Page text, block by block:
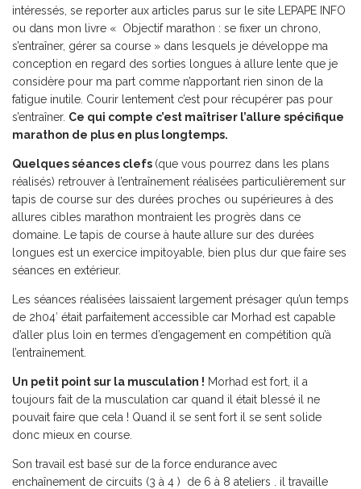
intéressés, se reporter aux articles parus sur le site LEPAPE INFO
ou dans mon livre « Objectif marathon : se fixer un chrono,
s’entraîner, gérer sa course » dans lesquels je développe ma
conception en regard des sorties longues à allure lente que je
considère pour ma part comme n’apportant rien sinon de la
fatigue inutile. Courir lentement c’est pour récupérer pas pour
s’entraîner. Ce qui compte c’est maîtriser l’allure spécifique
marathon de plus en plus longtemps.
Quelques séances clefs (que vous pourrez dans les plans
réalisés) retrouver à l’entraînement réalisées particulièrement sur
tapis de course sur des durées proches ou supérieures à des
allures cibles marathon montraient les progrès dans ce
domaine. Le tapis de course à haute allure sur des durées
longues est un exercice impitoyable, bien plus dur que faire ses
séances en extérieur.
Les séances réalisées laissaient largement présager qu’un temps
de 2h04′ était parfaitement accessible car Morhad est capable
d’aller plus loin en termes d’engagement en compétition qu’à
l’entraînement.
Un petit point sur la musculation ! Morhad est fort, il a
toujours fait de la musculation car quand il était blessé il ne
pouvait faire que cela ! Quand il se sent fort il se sent solide
donc mieux en course.
Son travail est basé sur de la force endurance avec
enchaînement de circuits (3 à 4 ) de 6 à 8 ateliers . il travaille